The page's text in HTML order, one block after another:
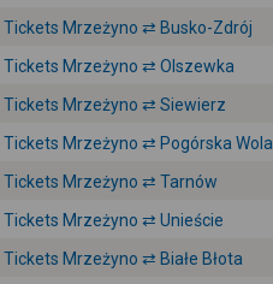
Tickets Mrzeżyno ⇄ Busko-Zdrój
Tickets Mrzeżyno ⇄ Olszewka
Tickets Mrzeżyno ⇄ Siewierz
Tickets Mrzeżyno ⇄ Pogórska Wola
Tickets Mrzeżyno ⇄ Tarnów
Tickets Mrzeżyno ⇄ Unieście
Tickets Mrzeżyno ⇄ Białe Błota